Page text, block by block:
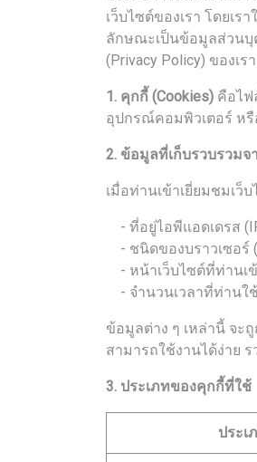
เว็บไซต์ของเรา โดยเ
ลักษณะเป็นข้อมูลส่วนบุ
(Privacy Policy) ของเรา
1. คุกกี้ (Cookies) คือไฟ
อุปกรณ์คอมพิวเตอร์ หรื
2. ข้อมูลที่เก็บรวบรวม
เมื่อท่านเข้าเยี่ยมชมเว็
- ที่อยู่ไอพีแอดเดรส
- ชนิดของบราวเซอร์
- หน้าเว็บไซต์ที่ท่านเ
- จำนวนเวลาที่ท่านใ
ข้อมูลต่าง ๆ เหล่านี้ จะ
สามารถใช้งานได้ง่าย
3. ประเภทของคุกกี้ที่ใช้
ประเ